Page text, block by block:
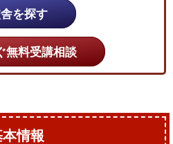
を探す
無料受講相談
情報